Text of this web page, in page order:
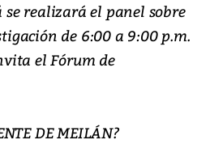
se realizará el panel sobre
de 6:00 a 9:00 p.m.
el Fórum de
DE MEILÁN?